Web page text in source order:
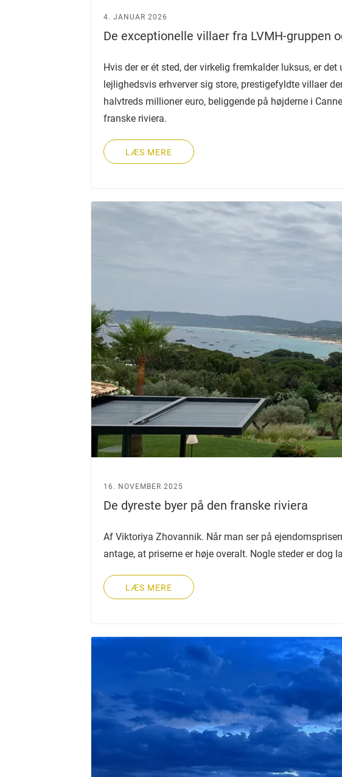
4. JANUAR 2026
De exceptionelle villaer fra LVMH-gruppen
Hvis der er ét sted, der virkelig fremkalder luksus, er
lejlighedsvis erhverver sig store, prestigefyldte villaer
halvtreds millioner euro, beliggende på højderne i
franske riviera.
LÆS MERE
16. NOVEMBER 2025
De dyreste byer på den franske riviera
Af Viktoriya Zhovannik. Når man ser på
antage, at priserne er høje overalt. Nogle steder er dog
LÆS MERE